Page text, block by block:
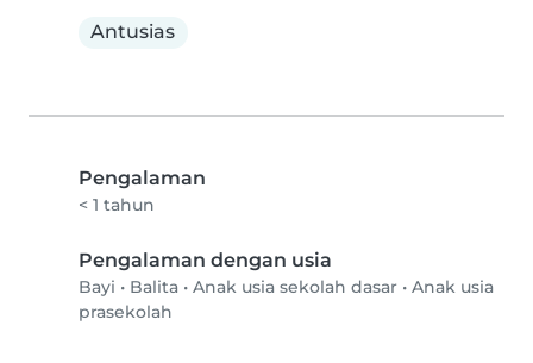
Antusias
Pengalaman
< 1 tahun
Pengalaman dengan usia
Bayi • Balita • Anak usia sekolah dasar • Anak usia
prasekolah